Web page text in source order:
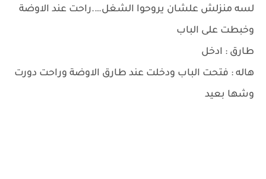
لسه منزلش علشان يروحوا الشغل….راحت عند الاوضة
وخبطت على الباب
طارق : ادخل
هاله : فتحت الباب ودخلت عند طارق الاوضة وراحت دورت
وشها بعيد